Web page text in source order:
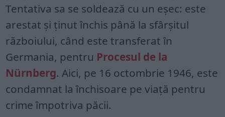
Tentativa sa se soldează cu un eşec: este
arestat şi ţinut închis până la sfârşitul
războiului, când este transferat în
Germania, pentru Procesul de la
Nürnberg. Aici, pe 16 octombrie 1946, este
condamnat la închisoare pe viaţă pentru
crime împotriva păcii.